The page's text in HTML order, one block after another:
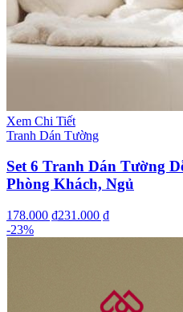
Xem Chi Tiết
Tranh Dán Tường
Set 6 Tranh Dán Tường
Phòng Khách, Ngủ
178.000 ₫231.000 ₫
-23%